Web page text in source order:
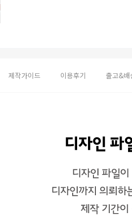
제작가이드 이용후기 출고&배